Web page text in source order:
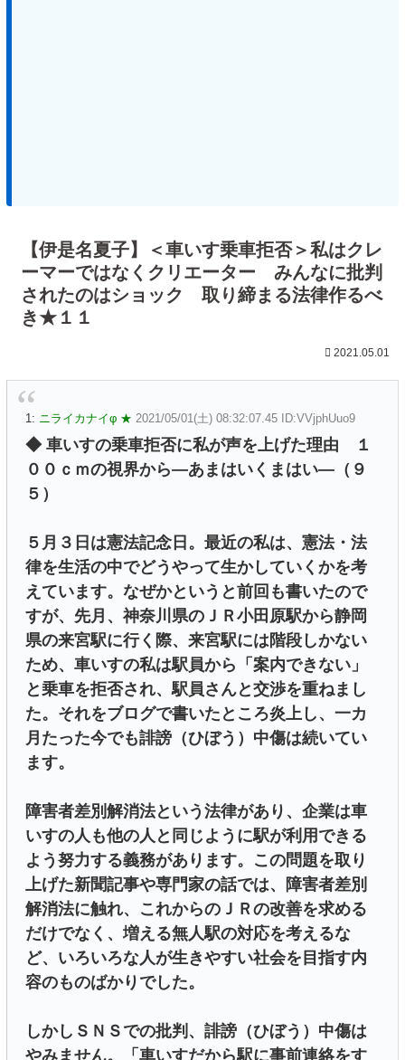
【伊是名夏子】＜車いす乗車拒否＞私はクレ
ーマーではなくクリエーター みんなに批判
されたのはショック 取り締まる法律作るべ
き★１１
2021.05.01
1: ニライカナイφ ★ 2021/05/01(土) 08:32:07.45 ID:VVjphUuo9
◆ 車いすの乗車拒否に私が声を上げた理由 １
００ｃｍの視界から―あまはいくまはい―（９
５）
５月３日は憲法記念日。最近の私は、憲法・法
律を生活の中でどうやって生かしていくかを考
えています。なぜかというと前回も書いたので
すが、先月、神奈川県のＪＲ小田原駅から静岡
県の来宮駅に行く際、来宮駅には階段しかない
ため、車いすの私は駅員から「案内できない」
と乗車を拒否され、駅員さんと交渉を重ねまし
た。それをブログで書いたところ炎上し、一カ
月たった今でも誹謗（ひぼう）中傷は続いてい
ます。
障害者差別解消法という法律があり、企業は車
いすの人も他の人と同じように駅が利用できる
よう努力する義務があります。この問題を取り
上げた新聞記事や専門家の話では、障害者差別
解消法に触れ、これからのＪＲの改善を求める
だけでなく、増える無人駅の対応を考えるな
ど、いろいろな人が生きやすい社会を目指す内
容のものばかりでした。
しかしＳＮＳでの批判、誹謗（ひぼう）中傷は
やみません。「車いすだから駅に事前連絡をす